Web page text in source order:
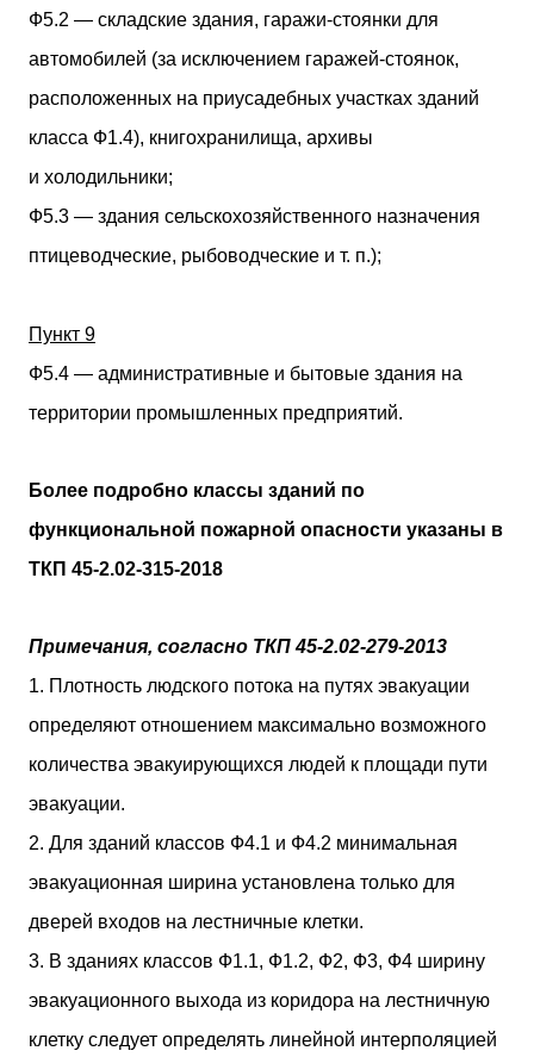
Ф5.2 — складские здания, гаражи-стоянки для
автомобилей (за исключением гаражей-стоянок,
расположенных на приусадебных участках зданий
класса Ф1.4), книгохранилища, архивы
и холодильники;
Ф5.3 — здания сельскохозяйственного назначения
птицеводческие, рыбоводческие и т. п.);
Пункт 9
Ф5.4 — административные и бытовые здания на
территории промышленных предприятий.
Более подробно классы зданий по
функциональной пожарной опасности указаны в
ТКП 45-2.02-315-2018
Примечания, согласно ТКП 45-2.02-279-2013
1. Плотность людского потока на путях эвакуации
определяют отношением максимально возможного
количества эвакуирующихся людей к площади пути
эвакуации.
2. Для зданий классов Ф4.1 и Ф4.2 минимальная
эвакуационная ширина установлена только для
дверей входов на лестничные клетки.
3. В зданиях классов Ф1.1, Ф1.2, Ф2, Ф3, Ф4 ширину
эвакуационного выхода из коридора на лестничную
клетку следует определять линейной интерполяцией